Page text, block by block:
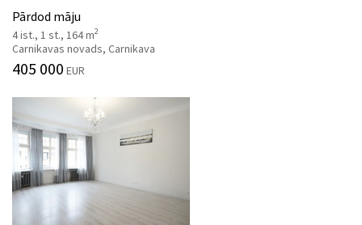
Pārdod māju
4 ist., 1 st., 164 m2
Carnikavas novads, Carnikava
405 000 EUR